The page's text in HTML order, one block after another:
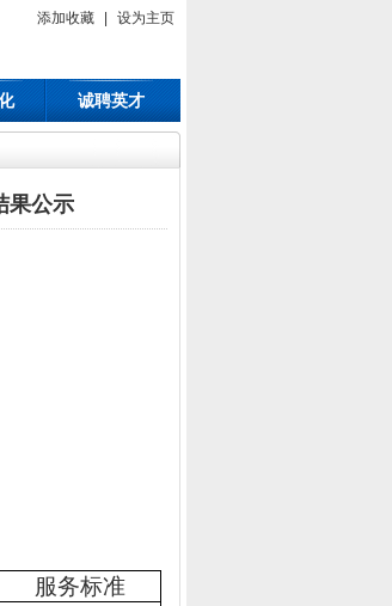
添加收藏 设为主页
诚聘英才
果公示
服务标准